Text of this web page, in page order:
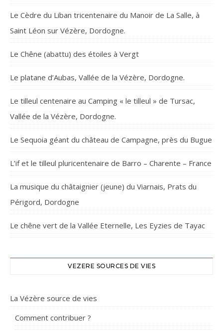
Le Cèdre du Liban tricentenaire du Manoir de La Salle, à
Saint Léon sur Vézère, Dordogne.
Le Chêne (abattu) des étoiles à Vergt
Le platane d’Aubas, Vallée de la Vézère, Dordogne.
Le tilleul centenaire au Camping « le tilleul » de Tursac,
Vallée de la Vézère, Dordogne.
Le Sequoia géant du château de Campagne, près du Bugue
L’if et le tilleul pluricentenaire de Barro – Charente – France
La musique du châtaignier (jeune) du Viarnais, Prats du
Périgord, Dordogne
Le chêne vert de la Vallée Eternelle, Les Eyzies de Tayac
VEZERE SOURCES DE VIES
La Vézère source de vies
Comment contribuer ?